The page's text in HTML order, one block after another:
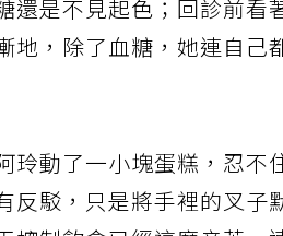
還是不見起色；回診前看
地，除了血糖，她連自己
玲動了一小塊蛋糕，忍不
反駁，只是將手裡的叉子